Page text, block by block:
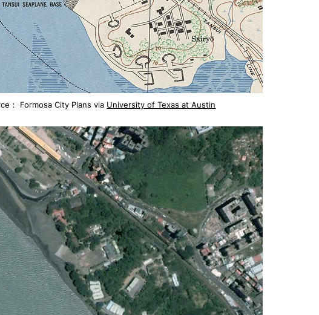
： Formosa City Plans via University of Texas at Austin